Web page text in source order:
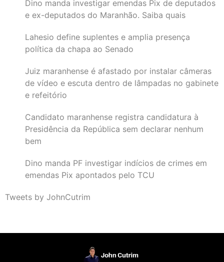
Dino manda investigar emendas Pix de deputados
e ex-deputados do Maranhão. Saiba quais
Lahesio define suplentes e amplia presença
política da chapa ao Senado
Juiz maranhense é afastado por instalar câmeras
de vídeo e escuta dentro de lâmpadas no gabinete
e refeitório
Candidato maranhense registra candidatura à
Presidência da República sem declarar nenhum
bem
Dino manda PF investigar indícios de crimes em
emendas Pix apontados pelo TCU
Tweets by JohnCutrim